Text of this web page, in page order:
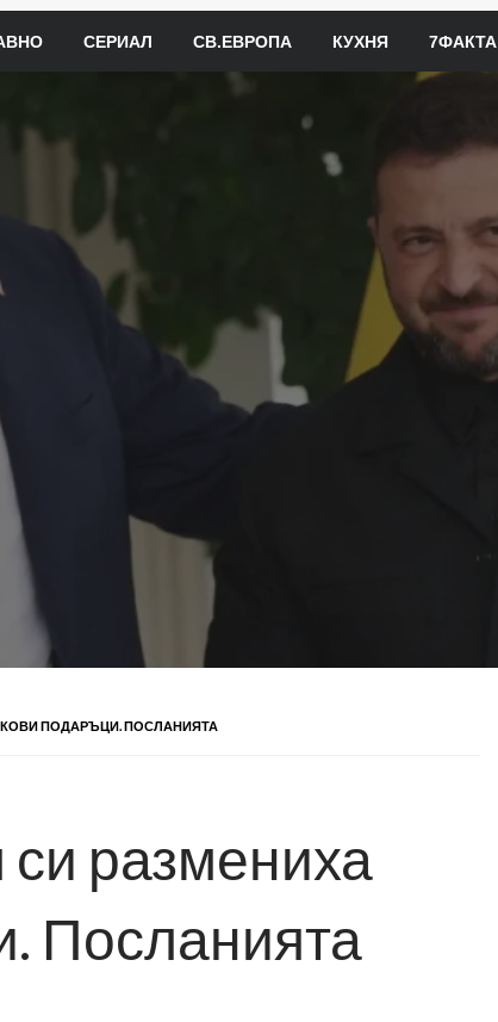
СЕРИАЛ СВ.ЕВРОПА КУХНЯ 7ФАКТА
ПОДАРЪЦИ. ПОСЛАНИЯТА
размениха
Посланията